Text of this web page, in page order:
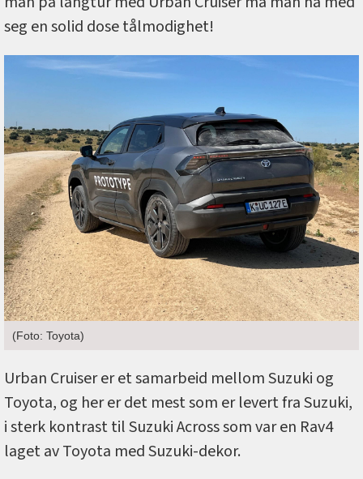
seg en solid dose tålmodighet!
(Foto: Toyota)
Urban Cruiser er et samarbeid mellom Suzuki og
Toyota, og her er det mest som er levert fra Suzuki,
i sterk kontrast til Suzuki Across som var en Rav4
laget av Toyota med Suzuki-dekor.